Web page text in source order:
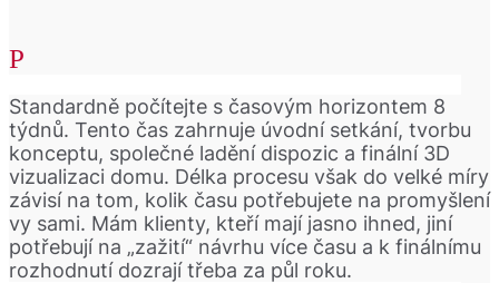
Standardně počítejte s časovým horizontem 8
týdnů. Tento čas zahrnuje úvodní setkání, tvorbu
konceptu, společné ladění dispozic a finální 3D
vizualizaci domu. Délka procesu však do velké míry
závisí na tom, kolik času potřebujete na promyšlení
vy sami. Mám klienty, kteří mají jasno ihned, jiní
potřebují na „zažití“ návrhu více času a k finálnímu
rozhodnutí dozrají třeba za půl roku.